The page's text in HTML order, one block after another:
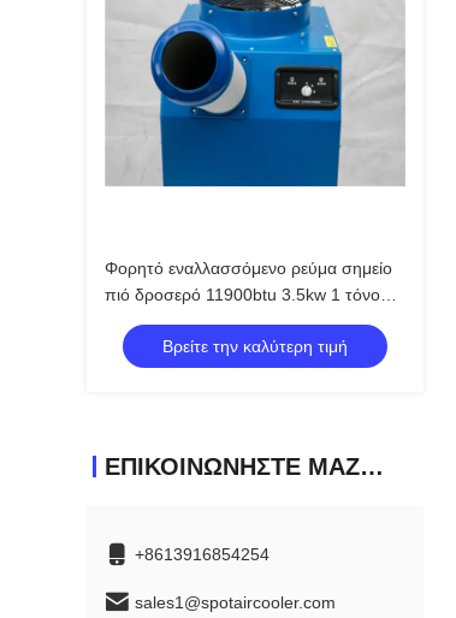
Φορητό εναλλασσόμενο ρεύμα σημείο
πιό δροσερό 11900btu 3.5kw 1 τόνου
με Dehumidification
Βρείτε την καλύτερη τιμή
ΕΠΙΚΟΙΝΩΝΉΣΤΕ ΜΑΖΊ ΜΑΣ
+8613916854254
sales1@spotaircooler.com